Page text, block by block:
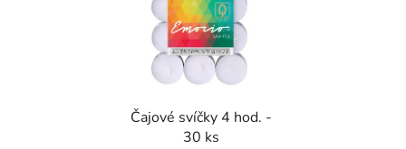
Čajové svíčky 4 hod. -
30 ks